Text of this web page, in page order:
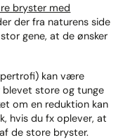
bryster med
der fra naturens side
gene, at de ønsker
kan være
blevet store og tunge
om en reduktion kan
hvis du fx oplever, at
de store bryster.